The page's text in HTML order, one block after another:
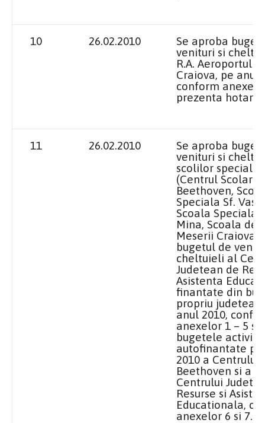
10 26.02.2010
Se aproba
venituri si
R.A. Aeroportul
Craiova, pe anul
conform anexei
prezenta
11 26.02.2010
Se aproba
venituri si
scolilor speciale
(Centrul Scolar
Beethoven,
Speciala Sf.
Scoala Speciala
Mina, Scoala de
Meserii Craiova),
bugetul de
cheltuieli al
Judetean de
Asistenta
finantate din
propriu
anul 2010,
anexelor 1 – 5 si
bugetele
autofinantate pe
2010 a Centrului
Beethoven si a
Centrului
Resurse si
Educationala,
anexelor 6 si 7.